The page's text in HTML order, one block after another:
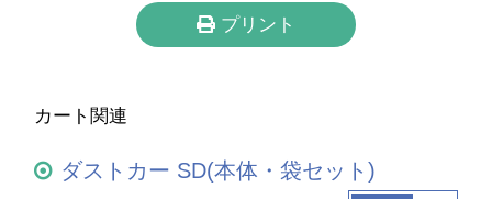
プリント
カート関連
ダストカー SD(本体・袋セット)